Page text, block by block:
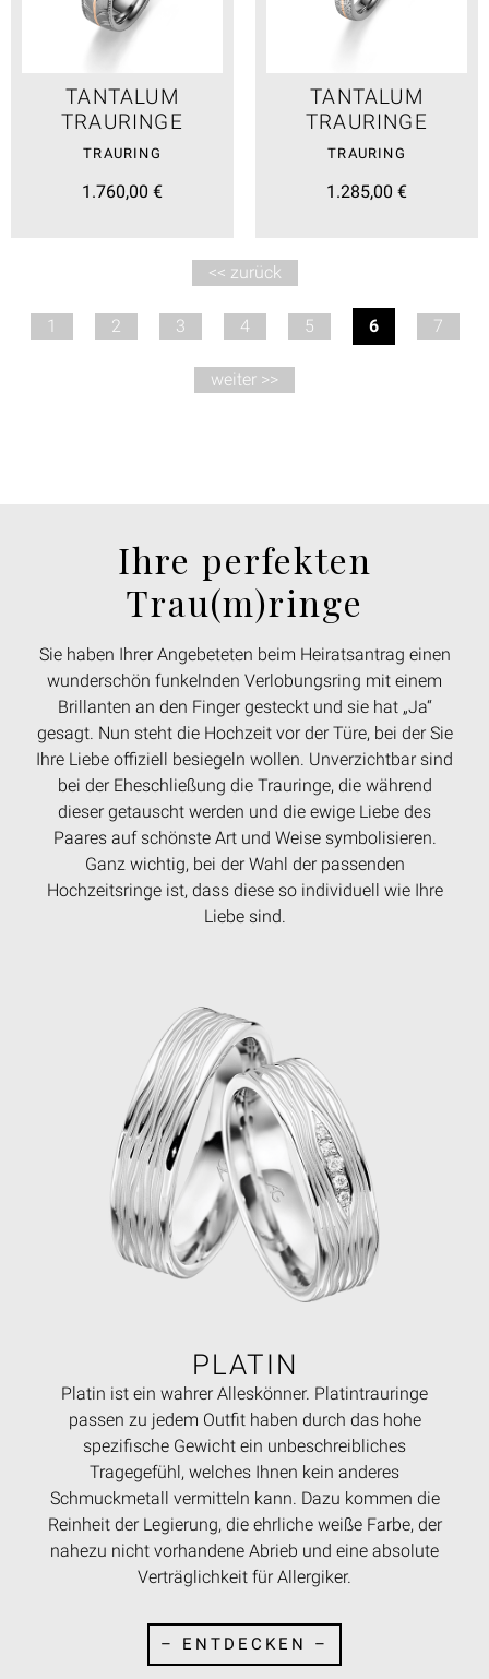
TANTALUM
TRAURINGE
TRAURING
1.760,00 €
TANTALUM
TRAURINGE
TRAURING
1.285,00 €
<< zurück
1 2 3 4 5 6 7
weiter >>
Ihre perfekten
Trau(m)ringe
Sie haben Ihrer Angebeteten beim Heiratsantrag einen
wunderschön funkelnden Verlobungsring mit einem
Brillanten an den Finger gesteckt und sie hat „Ja“
gesagt. Nun steht die Hochzeit vor der Türe, bei der Sie
Ihre Liebe offiziell besiegeln wollen. Unverzichtbar sind
bei der Eheschließung die Trauringe, die während
dieser getauscht werden und die ewige Liebe des
Paares auf schönste Art und Weise symbolisieren.
Ganz wichtig, bei der Wahl der passenden
Hochzeitsringe ist, dass diese so individuell wie Ihre
Liebe sind.
PLATIN
Platin ist ein wahrer Alleskönner. Platintrauringe
passen zu jedem Outfit haben durch das hohe
spezifische Gewicht ein unbeschreibliches
Tragegefühl, welches Ihnen kein anderes
Schmuckmetall vermitteln kann. Dazu kommen die
Reinheit der Legierung, die ehrliche weiße Farbe, der
nahezu nicht vorhandene Abrieb und eine absolute
Verträglichkeit für Allergiker.
– ENTDECKEN –